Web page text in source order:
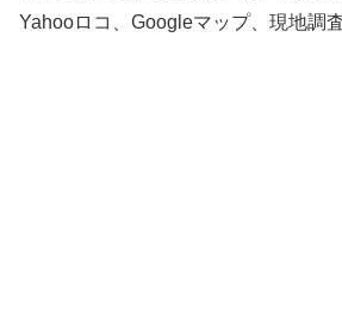
Yahooロコ、Googleマップ、現地調